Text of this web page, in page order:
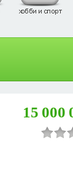
15 000